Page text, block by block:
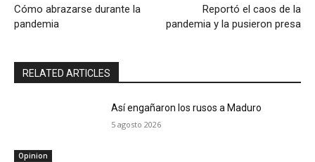
Cómo abrazarse durante la
pandemia
Reportó el caos de la
pandemia y la pusieron presa
RELATED ARTICLES
Opinion
Así engañaron los rusos a Maduro
5 agosto 2026